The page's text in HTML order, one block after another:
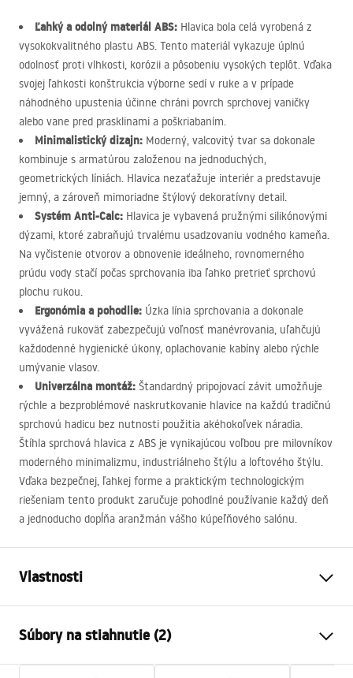
Ľahký a odolný materiál ABS: Hlavica bola celá vyrobená z
vysokokvalitného plastu ABS. Tento materiál vykazuje úplnú
odolnosť proti vlhkosti, korózii a pôsobeniu vysokých teplôt. Vďaka
svojej ľahkosti konštrukcia výborne sedí v ruke a v prípade
náhodného upustenia účinne chráni povrch sprchovej vaničky
alebo vane pred prasklinami a poškriabaním.
Minimalistický dizajn: Moderný, valcovitý tvar sa dokonale
kombinuje s armatúrou založenou na jednoduchých,
geometrických líniách. Hlavica nezaťažuje interiér a predstavuje
jemný, a zároveň mimoriadne štýlový dekoratívny detail.
Systém Anti-Calc: Hlavica je vybavená pružnými silikónovými
dýzami, ktoré zabraňujú trvalému usadzovaniu vodného kameňa.
Na vyčistenie otvorov a obnovenie ideálneho, rovnomerného
prúdu vody stačí počas sprchovania iba ľahko pretrieť sprchovú
plochu rukou.
Ergonómia a pohodlie: Úzka línia sprchovania a dokonale
vyvážená rukoväť zabezpečujú voľnosť manévrovania, uľahčujú
každodenné hygienické úkony, oplachovanie kabíny alebo rýchle
umývanie vlasov.
Univerzálna montáž: Štandardný pripojovací závit umožňuje
rýchle a bezproblémové naskrutkovanie hlavice na každú tradičnú
sprchovú hadicu bez nutnosti použitia akéhokoľvek náradia.
Štíhla sprchová hlavica z ABS je vynikajúcou voľbou pre milovníkov
moderného minimalizmu, industriálneho štýlu a loftového štýlu.
Vďaka bezpečnej, ľahkej forme a praktickým technologickým
riešeniam tento produkt zaručuje pohodlné používanie každý deň
a jednoducho dopĺňa aranžmán vášho kúpeľňového salónu.
Vlastnosti
Materiál
Spôsob montáže
Skrutkovací
Súbory na stiahnutie (2)